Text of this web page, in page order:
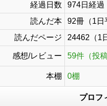
経過日数
974日経過
読んだ本
92冊（1日
読んだページ
24462（1
感想/レビュー 59件（投
本棚 0棚
プロフ